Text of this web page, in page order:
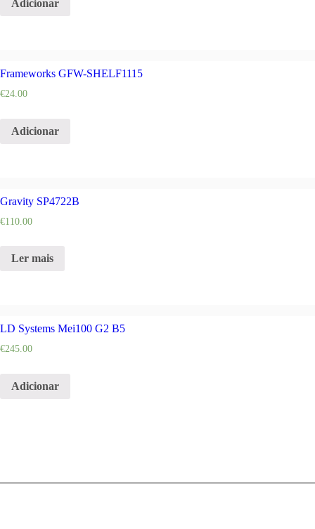
Adicionar
Frameworks GFW-SHELF1115
€24.00
Adicionar
Gravity SP4722B
€110.00
Ler mais
LD Systems Mei100 G2 B5
€245.00
Adicionar